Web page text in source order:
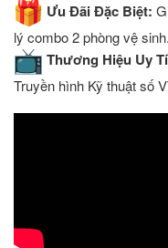
Ưu Đãi Đặc Biệt:
lý combo 2 phòng vệ sinh.
Thương Hiệu Uy
Truyền hình Kỹ thuật số